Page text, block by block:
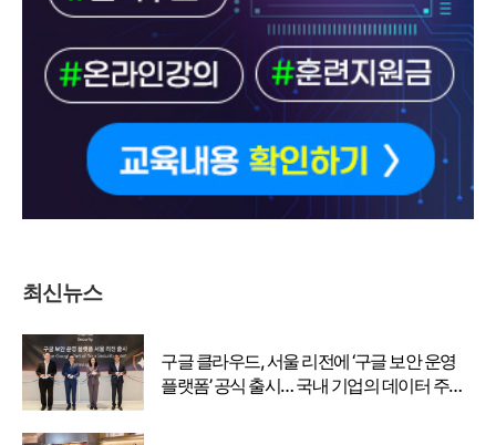
최신뉴스
구글 클라우드, 서울 리전에 ‘구글 보안 운영
플랫폼’ 공식 출시… 국내 기업의 데이터 주권